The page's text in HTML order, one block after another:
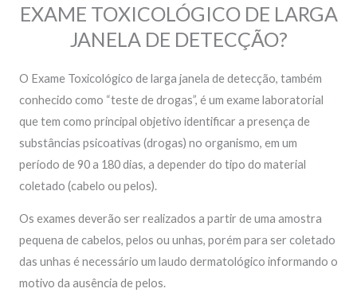
EXAME TOXICOLÓGICO DE LARGA
JANELA DE DETECÇÃO?
O Exame Toxicológico de larga janela de detecção, também
conhecido como “teste de drogas”, é um exame laboratorial
que tem como principal objetivo identificar a presença de
substâncias psicoativas (drogas) no organismo, em um
período de 90 a 180 dias, a depender do tipo do material
coletado (cabelo ou pelos).
Os exames deverão ser realizados a partir de uma amostra
pequena de cabelos, pelos ou unhas, porém para ser coletado
das unhas é necessário um laudo dermatológico informando o
motivo da ausência de pelos.